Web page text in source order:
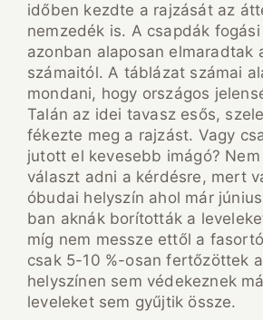
időben kezdte a rajzását az
nemzedék is. A csapdák
azonban alaposan elmaradtak
számaitól. A táblázat számai
mondani, hogy országos
Talán az idei tavasz esős,
fékezte meg a rajzást. Vagy
jutott el kevesebb imágó?
választ adni a kérdésre, mert
óbudai helyszín ahol már
ban aknák borították a
míg nem messze ettől a
csak 5-10 %-osan fertőzöttek
helyszínen sem védekeznek
leveleket sem gyűjtik össze.